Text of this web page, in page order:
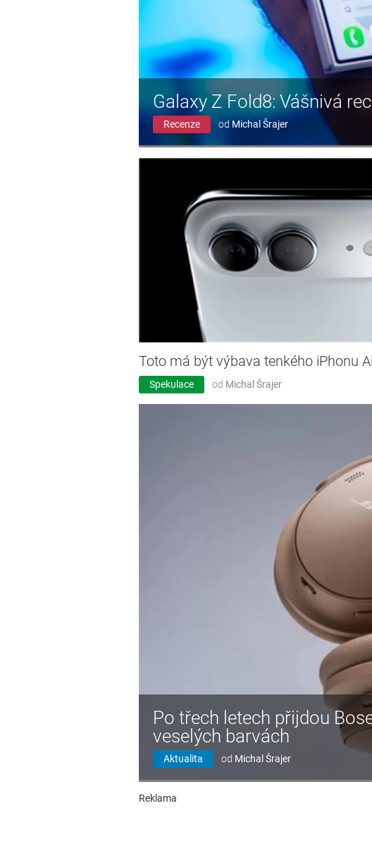
Galaxy Z Fold8: Vášnivá
Recenze od Michal Šrajer
Toto má být výbava tenkého iPhonu
Spekulace od Michal Šrajer
Po třech letech přijdou
veselých barvách
Aktualita od Michal Šrajer
Reklama